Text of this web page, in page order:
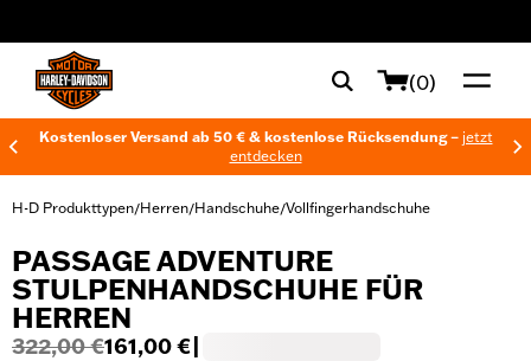
(0)
Kostenloser Versand ab 50 € & kostenlose Rücksendung – jetzt
entdecken
H-D Produkttypen/Herren/Handschuhe/Vollfingerhandschuhe
PASSAGE ADVENTURE
STULPENHANDSCHUHE FÜR
HERREN
322,00 €161,00 €